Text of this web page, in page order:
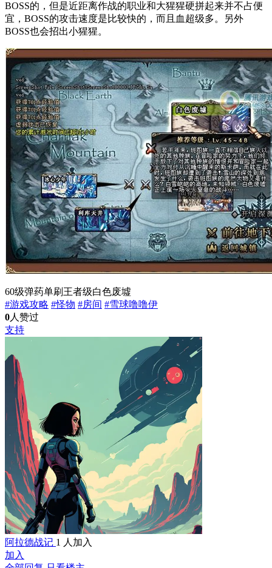
BOSS的，但是近距离作战的职业和大猩猩硬拼起来并不占便
宜，BOSS的攻击速度是比较快的，而且血超级多。另外
BOSS也会招出小猩猩。
60级弹药单刷王者级白色废墟
#游戏攻略 #怪物 #房间 #雪球噜噜伊
0人赞过
支持
阿拉德战记 1 人加入
加入